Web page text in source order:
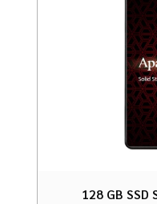
128 GB SSD